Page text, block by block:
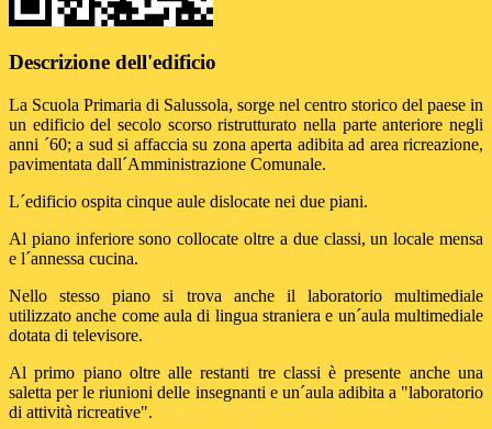
Descrizione dell'edificio
La Scuola Primaria di Salussola, sorge nel centro storico del paese in
un edificio del secolo scorso ristrutturato nella parte anteriore negli
anni ´60; a sud si affaccia su zona aperta adibita ad area ricreazione,
pavimentata dall´Amministrazione Comunale.
L´edificio ospita cinque aule dislocate nei due piani.
Al piano inferiore sono collocate oltre a due classi, un locale mensa
e l´annessa cucina.
Nello stesso piano si trova anche il laboratorio multimediale
utilizzato anche come aula di lingua straniera e un´aula multimediale
dotata di televisore.
Al primo piano oltre alle restanti tre classi è presente anche una
saletta per le riunioni delle insegnanti e un´aula adibita a "laboratorio
di attività ricreative".